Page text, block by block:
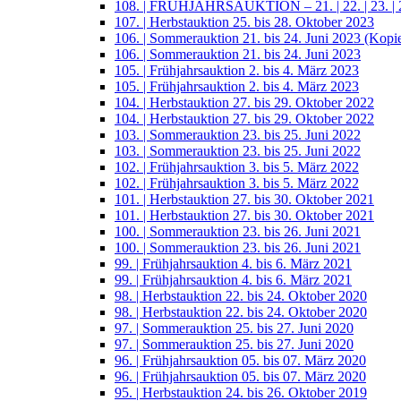
108. | FRÜHJAHRSAUKTION – 21. | 22. | 23. |
107. | Herbstauktion 25. bis 28. Oktober 2023
106. | Sommerauktion 21. bis 24. Juni 2023
106. | Sommerauktion 21. bis 24. Juni 2023
105. | Frühjahrsauktion 2. bis 4. März 2023
105. | Frühjahrsauktion 2. bis 4. März 2023
104. | Herbstauktion 27. bis 29. Oktober 2022
104. | Herbstauktion 27. bis 29. Oktober 2022
103. | Sommerauktion 23. bis 25. Juni 2022
103. | Sommerauktion 23. bis 25. Juni 2022
102. | Frühjahrsauktion 3. bis 5. März 2022
102. | Frühjahrsauktion 3. bis 5. März 2022
101. | Herbstauktion 27. bis 30. Oktober 2021
101. | Herbstauktion 27. bis 30. Oktober 2021
100. | Sommerauktion 23. bis 26. Juni 2021
100. | Sommerauktion 23. bis 26. Juni 2021
99. | Frühjahrsauktion 4. bis 6. März 2021
99. | Frühjahrsauktion 4. bis 6. März 2021
98. | Herbstauktion 22. bis 24. Oktober 2020
98. | Herbstauktion 22. bis 24. Oktober 2020
97. | Sommerauktion 25. bis 27. Juni 2020
97. | Sommerauktion 25. bis 27. Juni 2020
96. | Frühjahrsauktion 05. bis 07. März 2020
96. | Frühjahrsauktion 05. bis 07. März 2020
95. | Herbstauktion 24. bis 26. Oktober 2019